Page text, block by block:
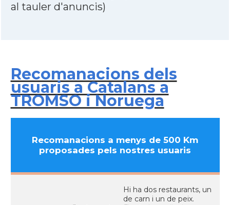
al tauler d'anuncis)
Recomanacions dels
usuaris a Catalans a
TROMSO i Noruega
Recomanacions a menys de 500 Km
proposades pels nostres usuaris
Hi ha dos restaurants, un
de carn i un de peix.